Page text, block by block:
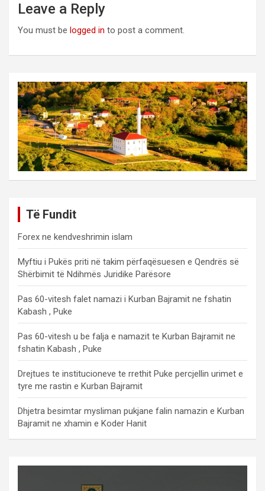
Leave a Reply
You must be logged in to post a comment.
Të Fundit
Forex ne kendveshrimin islam
Myftiu i Pukës priti në takim përfaqësuesen e Qendrës së
Shërbimit të Ndihmës Juridike Parësore
Pas 60-vitesh falet namazi i Kurban Bajramit ne fshatin
Kabash , Puke
Pas 60-vitesh u be falja e namazit te Kurban Bajramit ne
fshatin Kabash , Puke
Drejtues te institucioneve te rrethit Puke percjellin urimet e
tyre me rastin e Kurban Bajramit
Dhjetra besimtar mysliman pukjane falin namazin e Kurban
Bajramit ne xhamin e Koder Hanit